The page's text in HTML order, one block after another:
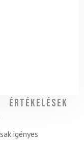
Értékelések
igényes